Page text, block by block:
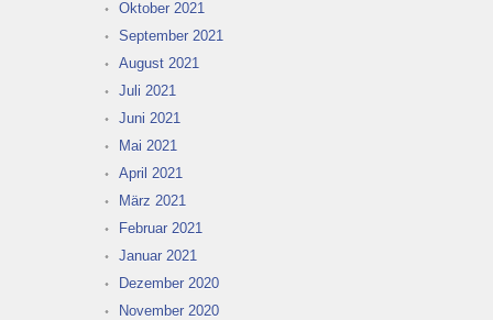
Oktober 2021
September 2021
August 2021
Juli 2021
Juni 2021
Mai 2021
April 2021
März 2021
Februar 2021
Januar 2021
Dezember 2020
November 2020